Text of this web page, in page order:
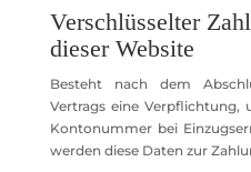
Verschlüsselter
dieser Website
Besteht nach dem
Vertrags eine Verpflichtung,
Kontonummer bei
werden diese Daten zur